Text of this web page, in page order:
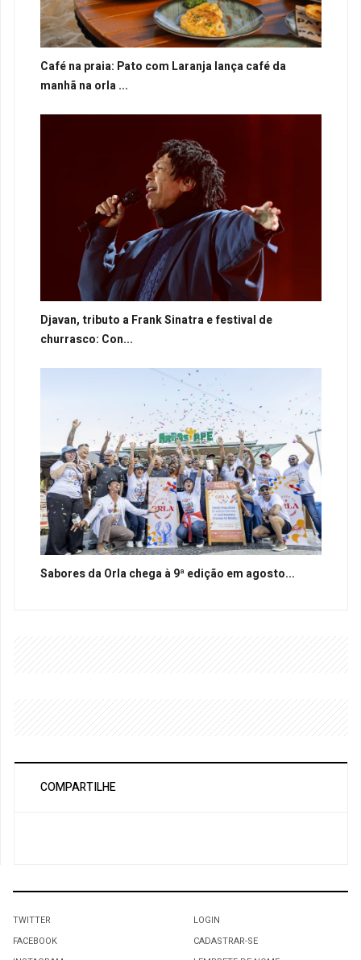
Café na praia: Pato com Laranja lança café da
manhã na orla ...
Djavan, tributo a Frank Sinatra e festival de
churrasco: Con...
Sabores da Orla chega à 9ª edição em agosto...
COMPARTILHE
TWITTER
FACEBOOK
LOGIN
CADASTRAR-SE